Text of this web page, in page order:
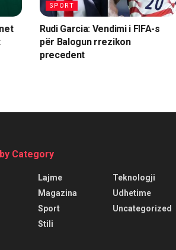
SPORT
Rudi Garcia: Vendimi i FIFA-s
për Balogun rrezikon
precedent
Category
Lajme
Magazina
Sport
Stili
Teknologji
Udhetime
Uncategorized